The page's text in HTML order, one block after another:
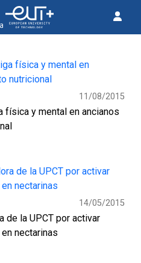
11/08/2015
física y mental en ancianos
14/05/2015
de la UPCT por activar
nectarinas